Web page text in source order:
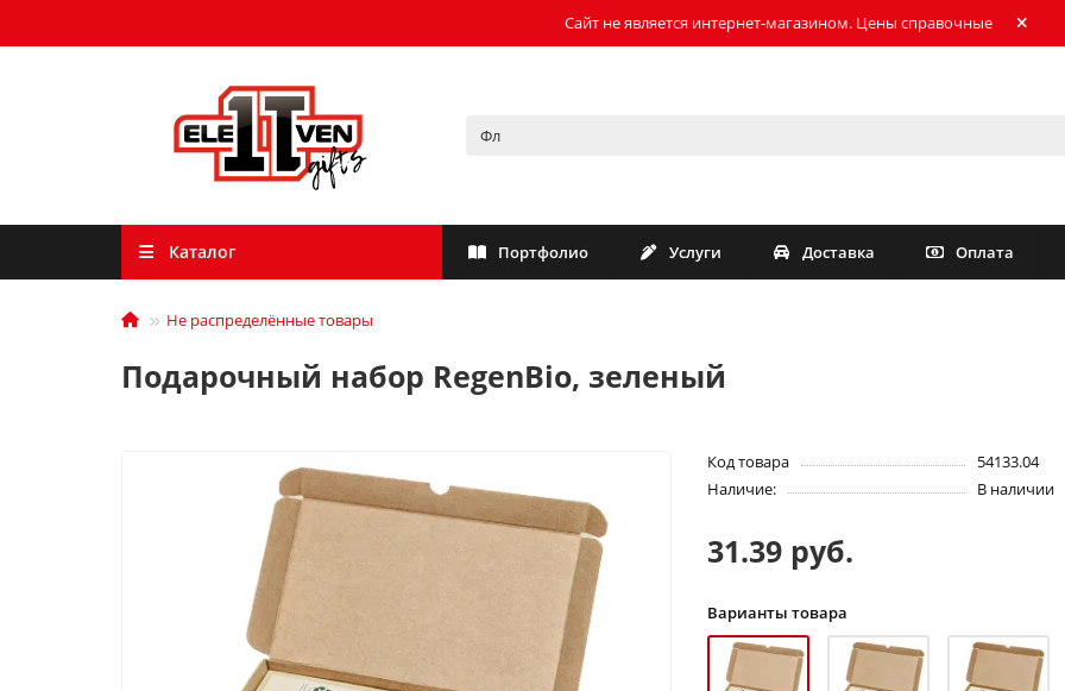
Сайт не является интернет-магазином. Цены справочные
Каталог Портфолио Услуги Доставка Оплата
Не распределённые товары
Подарочный набор RegenBio, зеленый
Код товара
54133.04
Наличие:
В наличии
31.39 руб.
Варианты товара